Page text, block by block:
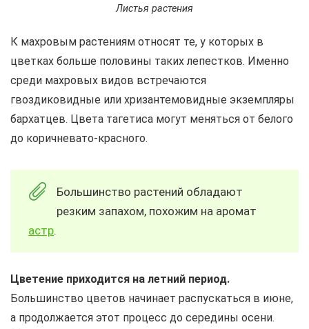
Листья растения
К махровым растениям относят те, у которых в
цветках больше половины таких лепестков. Именно
среди махровых видов встречаются
гвоздиковидные или хризантемовидные экземпляры
бархатцев. Цвета тагетиса могут меняться от белого
до коричневато-красного.
Большинство растений обладают
резким запахом, похожим на аромат
астр.
Цветение приходится на летний период.
Большинство цветов начинает распускаться в июне,
а продолжается этот процесс до середины осени.